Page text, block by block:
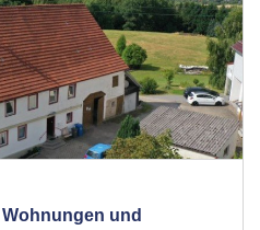
und